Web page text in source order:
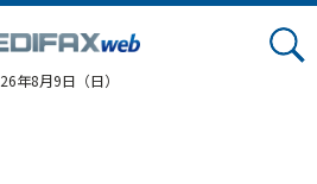
年8月9日（日）